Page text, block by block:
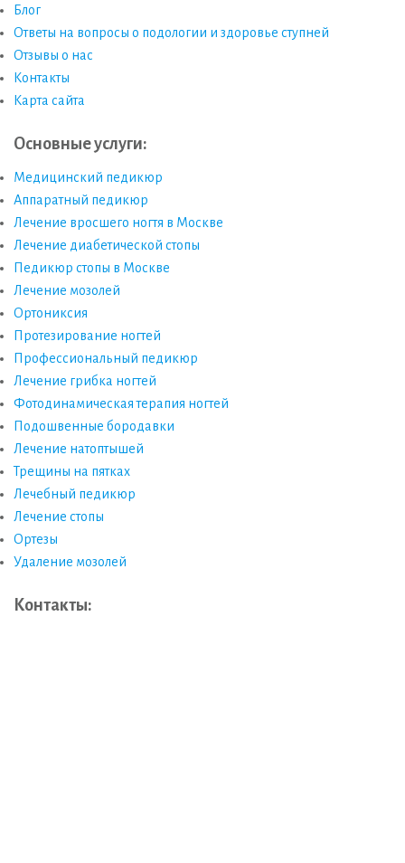
Блог
Ответы на вопросы о подологии и здоровье ступней
Отзывы о нас
Контакты
Карта сайта
Основные услуги:
Медицинский педикюр
Аппаратный педикюр
Лечение вросшего ногтя в Москве
Лечение диабетической стопы
Педикюр стопы в Москве
Лечение мозолей
Ортониксия
Протезирование ногтей
Профессиональный педикюр
Лечение грибка ногтей
Фотодинамическая терапия ногтей
Подошвенные бородавки
Лечение натоптышей
Трещины на пятках
Лечебный педикюр
Лечение стопы
Ортезы
Удаление мозолей
Контакты: